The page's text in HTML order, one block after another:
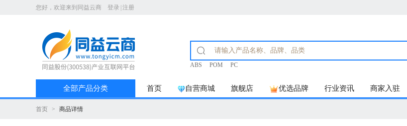
您好，欢迎来到同益云商 登录 注册
ABS POM PC
全部产品分类 首页 自营商城 旗舰店 优选品牌 行业资讯 商家入驻
首页 > 商品详情